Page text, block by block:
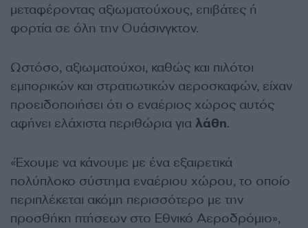
μεταφέροντας αξιωματούχους, επιβάτες ή
φορτία σε όλη την Ουάσινγκτον.
Ωστόσο, αξιωματούχοι, καθώς και πιλότοι
εμπορικών και στρατιωτικών αεροσκαφών, είχαν
προειδοποιήσει ότι ο εναέριος χώρος αυτός
αφήνει ελάχιστα περιθώρια για λάθη.
«Έχουμε να κάνουμε με ένα εξαιρετικά
πολύπλοκο σύστημα εναέριου χώρου, το οποίο
περιπλέκεται ακόμη περισσότερο με την
προσθήκη πτήσεων στο Εθνικό Αεροδρόμιο»,